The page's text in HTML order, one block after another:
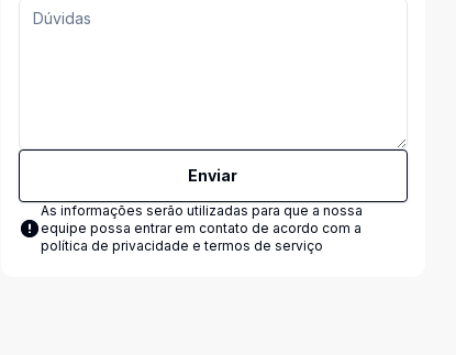
Enviar
As informações serão utilizadas para que a nossa
equipe possa entrar em contato de acordo com a
política de privacidade e termos de serviço